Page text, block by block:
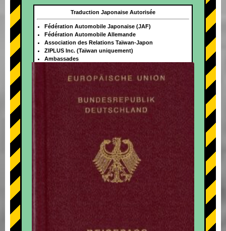
+
Traduction Japonaise Autorisée
Fédération Automobile Japonaise (JAF)
Fédération Automobile Allemande
Association des Relations Taïwan-Japon
ZIPLUS Inc. (Taïwan uniquement)
Ambassades